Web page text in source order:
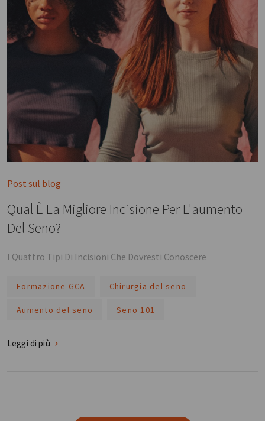
Post sul blog
Qual È La Migliore Incisione Per L'aumento
Del Seno?
I Quattro Tipi Di Incisioni Che Dovresti Conoscere
Formazione GCA Chirurgia del seno
Aumento del seno Seno 101
Leggi di più